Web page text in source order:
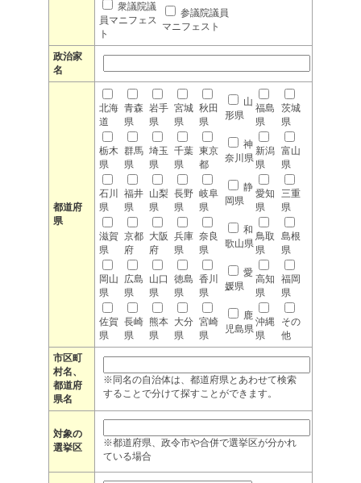
衆議院議
員マニフェス
ト
参議院議員
マニフェスト
政治家
名
都道府
県
北海
道
青森
県
岩手
県
宮城
県
秋田
県
山
形県
福島
県
茨城
県
栃木
県
群馬
県
埼玉
県
千葉
県
東京
都
神
奈川県
新潟
県
富山
県
石川
県
福井
県
山梨
県
長野
県
岐阜
県
静
岡県
愛知
県
三重
県
滋賀
県
京都
府
大阪
府
兵庫
県
奈良
県
和
歌山県
鳥取
県
島根
県
岡山
県
広島
県
山口
県
徳島
県
香川
県
愛
媛県
高知
県
福岡
県
佐賀
県
長崎
県
熊本
県
大分
県
宮崎
県
鹿
児島県
沖縄
県
その
他
市区町
村名、
都道府
県名
※同名の自治体は、都道府県とあわせて検索
することで分けて探すことができます。
対象の
選挙区
※都道府県、政令市や合併で選挙区が分かれ
ている場合